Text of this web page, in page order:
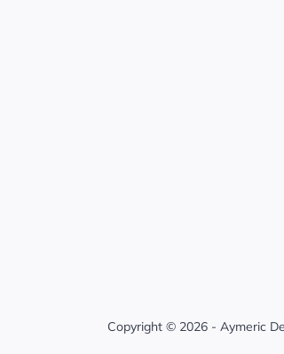
Copyright © 2026 - Aymeric